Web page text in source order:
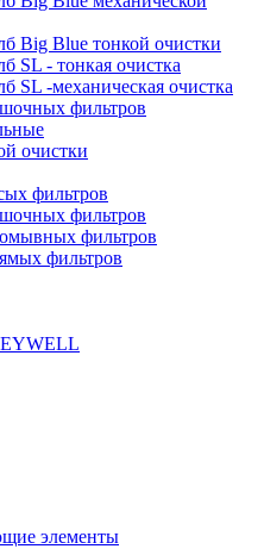
Big Blue тонкой очистки
SL - тонкая очистка
SL -механическая очистка
фильтров
очистки
фильтров
фильтров
фильтров
фильтров
элементы